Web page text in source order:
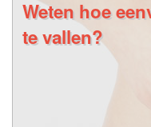
Weten hoe
te vallen?